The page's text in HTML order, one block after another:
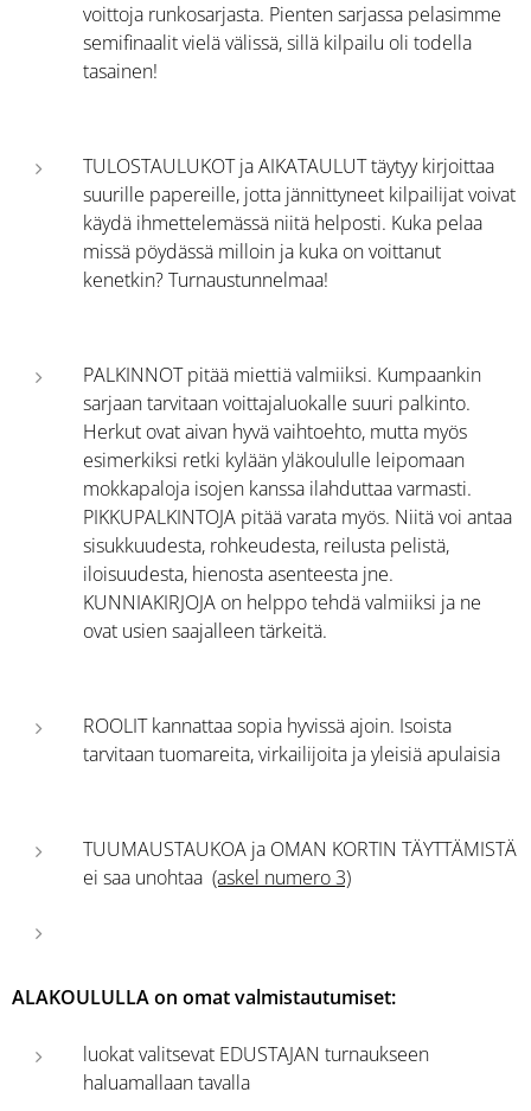
voittoja runkosarjasta. Pienten sarjassa pelasimme
semifinaalit vielä välissä, sillä kilpailu oli todella
tasainen!
TULOSTAULUKOT ja AIKATAULUT täytyy kirjoittaa
suurille papereille, jotta jännittyneet kilpailijat voivat
käydä ihmettelemässä niitä helposti. Kuka pelaa
missä pöydässä milloin ja kuka on voittanut
kenetkin? Turnaustunnelmaa!
PALKINNOT pitää miettiä valmiiksi. Kumpaankin
sarjaan tarvitaan voittajaluokalle suuri palkinto.
Herkut ovat aivan hyvä vaihtoehto, mutta myös
esimerkiksi retki kylään yläkoululle leipomaan
mokkapaloja isojen kanssa ilahduttaa varmasti.
PIKKUPALKINTOJA pitää varata myös. Niitä voi antaa
sisukkuudesta, rohkeudesta, reilusta pelistä,
iloisuudesta, hienosta asenteesta jne.
KUNNIAKIRJOJA on helppo tehdä valmiiksi ja ne
ovat usien saajalleen tärkeitä.
ROOLIT kannattaa sopia hyvissä ajoin. Isoista
tarvitaan tuomareita, virkailijoita ja yleisiä apulaisia
TUUMAUSTAUKOA ja OMAN KORTIN TÄYTTÄMISTÄ
ei saa unohtaa (askel numero 3)
ALAKOULULLA on omat valmistautumiset:
luokat valitsevat EDUSTAJAN turnaukseen
haluamallaan tavalla